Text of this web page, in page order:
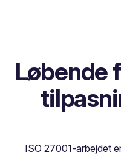
Løbende
ISO 27001-arbejdet